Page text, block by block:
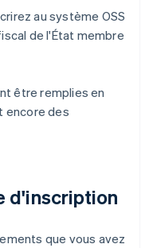
au système OSS
de l'État membre
être remplies en
encore des
d'inscription
que vous avez